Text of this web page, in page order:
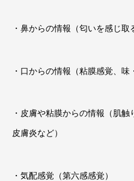
・鼻からの情報（匂いを感じ取
・口からの情報（粘膜感覚、味
・皮膚や粘膜からの情報（肌触
皮膚炎など）
・気配感覚（第六感感覚）